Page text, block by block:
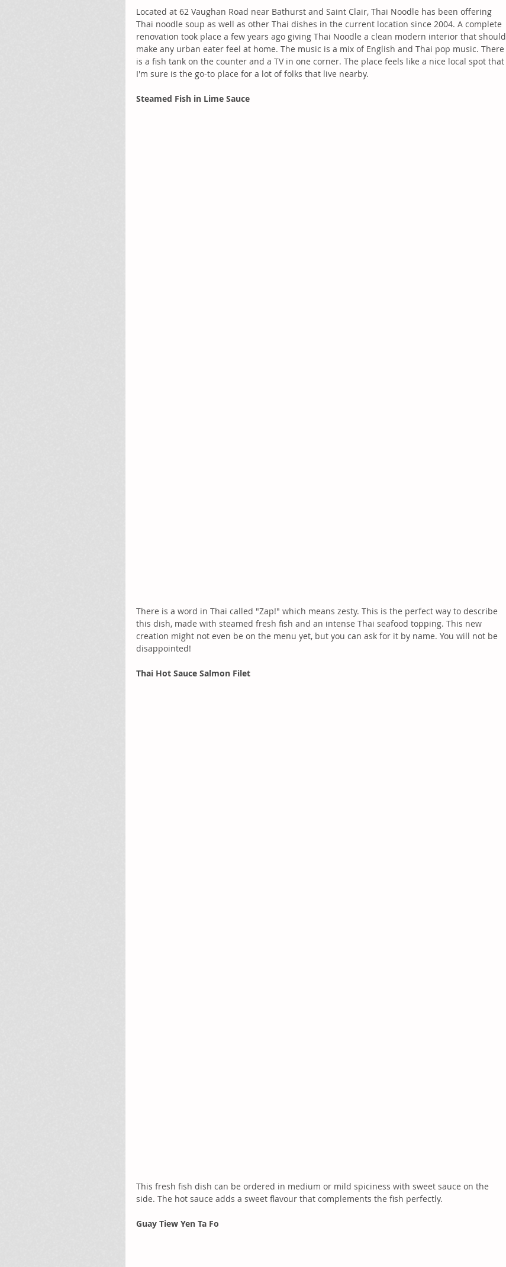
Located at 62 Vaughan Road near Bathurst and Saint Clair, Thai Noodle has been offering
Thai noodle soup as well as other Thai dishes in the current location since 2004. A complete
renovation took place a few years ago giving Thai Noodle a clean modern interior that should
make any urban eater feel at home. The music is a mix of English and Thai pop music. There
is a fish tank on the counter and a TV in one corner. The place feels like a nice local spot that
I'm sure is the go-to place for a lot of folks that live nearby.
Steamed Fish in Lime Sauce
There is a word in Thai called "Zap!" which means zesty. This is the perfect way to describe
this dish, made with steamed fresh fish and an intense Thai seafood topping. This new
creation might not even be on the menu yet, but you can ask for it by name. You will not be
disappointed!
Thai Hot Sauce Salmon Filet
This fresh fish dish can be ordered in medium or mild spiciness with sweet sauce on the
side. The hot sauce adds a sweet flavour that complements the fish perfectly.
Guay Tiew Yen Ta Fo